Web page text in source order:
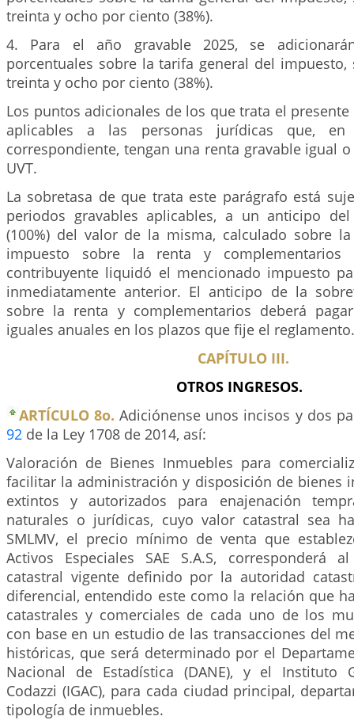
treinta y ocho por ciento (38%).
4. Para el año gravable 2025, se
porcentuales sobre la tarifa general del
treinta y ocho por ciento (38%).
Los puntos adicionales de los que trata el
aplicables a las personas jurídicas que,
correspondiente, tengan una renta gravable igual
UVT.
La sobretasa de que trata este parágrafo está
periodos gravables aplicables, a un anticipo
(100%) del valor de la misma, calculado sobre
impuesto sobre la renta y
contribuyente liquidó el mencionado impuesto
inmediatamente anterior. El anticipo de la
sobre la renta y complementarios deberá
iguales anuales en los plazos que fije el reglamento.
CAPÍTULO III.
OTROS INGRESOS.
ARTÍCULO 8o. Adiciónense unos incisos y dos
92 de la Ley 1708 de 2014, así:
Valoración de Bienes Inmuebles para
facilitar la administración y disposición de bienes
extintos y autorizados para enajenación
naturales o jurídicas, cuyo valor catastral sea
SMLMV, el precio mínimo de venta que
Activos Especiales SAE S.A.S, corresponderá
catastral vigente definido por la autoridad
diferencial, entendido este como la relación que
catastrales y comerciales de cada uno de los
con base en un estudio de las transacciones del
históricas, que será determinado por el
Nacional de Estadística (DANE), y el Instituto
Codazzi (IGAC), para cada ciudad principal,
tipología de inmuebles.